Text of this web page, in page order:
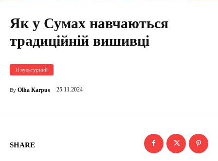
Як у Сумах навчаються
традиційній вишивці
Я культурний
By Olha Karpus 25.11.2024
SHARE